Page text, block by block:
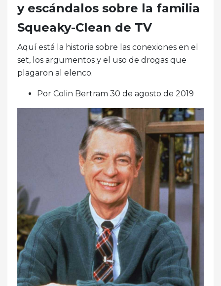
y escándalos sobre la familia
Squeaky-Clean de TV
Aquí está la historia sobre las conexiones en el
set, los argumentos y el uso de drogas que
plagaron al elenco.
Por Colin Bertram 30 de agosto de 2019